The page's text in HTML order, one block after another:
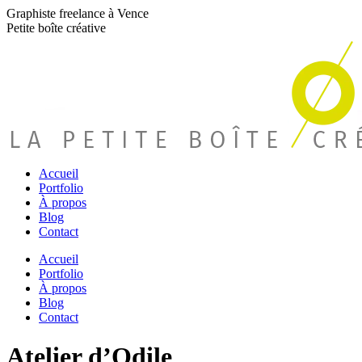
Graphiste freelance à Vence
Petite boîte créative
Accueil
Portfolio
À propos
Blog
Contact
Accueil
Portfolio
À propos
Blog
Contact